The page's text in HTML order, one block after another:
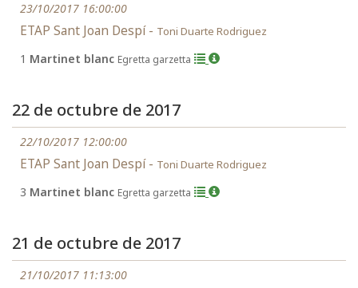
23/10/2017 16:00:00
ETAP Sant Joan Despí - Toni Duarte Rodriguez
1 Martinet blanc Egretta garzetta
22 de octubre de 2017
22/10/2017 12:00:00
ETAP Sant Joan Despí - Toni Duarte Rodriguez
3 Martinet blanc Egretta garzetta
21 de octubre de 2017
21/10/2017 11:13:00